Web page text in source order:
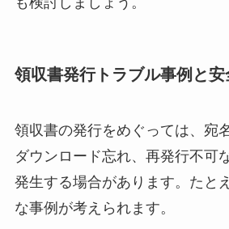
領収書発行トラブル事例と
領収書の発行をめぐっては、宛
ダウンロード忘れ、再発行不可
発生する場合があります。たと
な事例が考えられます。